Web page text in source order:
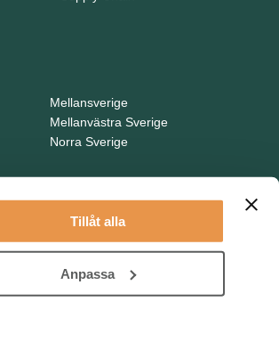
Tillåt alla
Anpassa
Mellansverige
Mellanvästra Sverige
Norra Sverige